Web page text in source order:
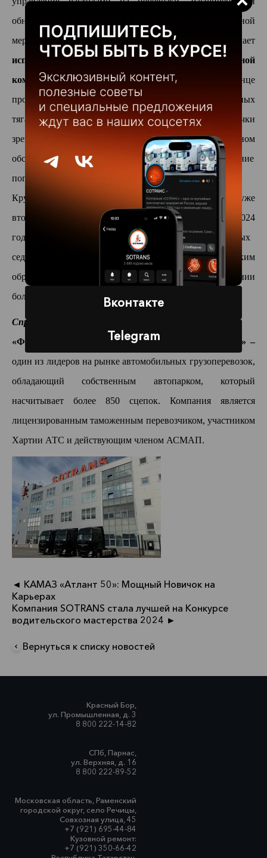
обновление собственного автопарка позволяет в полной
мере реализовывать эти задачи,
– отмечает
исполнительный директор «Федеральной транспортной
компании «СОТРАНС» Максим Федоров
. – В конце
прошлого года мы уже закупали партию седельных
тягачейDongfeng.Они отлично показали себя как с точки
зрения надежности, так и легкости всервисном
обслуживании и ремонте. Поэтому мы приняли решение
пополнить
автопарк автомобилями данной марки».
Крупная партия новой техники была закуплена уже
второй раз за текущий год.
Напомним, что в марте 2024
года компанией были введены в работу
новых
седельных тягачей Mercedes-Benz
Actros1848.
Таким
образом, на сегодняшний день в распоряжении компании
более 85
Справка о компании
«Федеральная транспортная компания «СОТРАНС» –
один из лидеров на рынке автомобильных грузоперевозок,
обладающий собственным автопарком, который
насчитывает более 850 сцепок. Компания является
лицензированным таможенным перевозчиком, участником
Хартии АТС и действующим членом АСМАП.
◄ КАМАЗ «Атлант 50»: Мощный Новичок на
Карьерах
Компания SOTRANS стала лучшей на Конкурсе
водительского мастерства 2024 ►
Вернуться к списку новостей
Красный Бор,
ул. Промышленная, д. 3
8 800 222-14-82
СПб, Парнас,
ул. Верхняя, д. 16
8 800 222-89-52
Московская область, Раменский
городской округ, село Речицы,
Совхозная улица, 45
+7 (921) 695-44-84
Кузовной ремонт:
+7 (921) 350-66-42
Вконтакте
Telegram